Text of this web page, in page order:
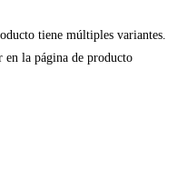
tiene múltiples variantes.
en la página de producto